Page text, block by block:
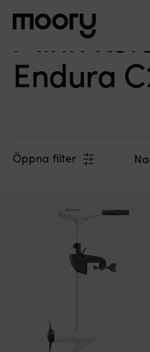
Suchen
nach:
Minn
Endura
Öppna filter